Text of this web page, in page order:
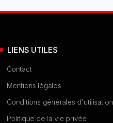
LIENS UTILES
Contact
Mentions légales
Conditions générales d'utilisation
Politique de la vie privée